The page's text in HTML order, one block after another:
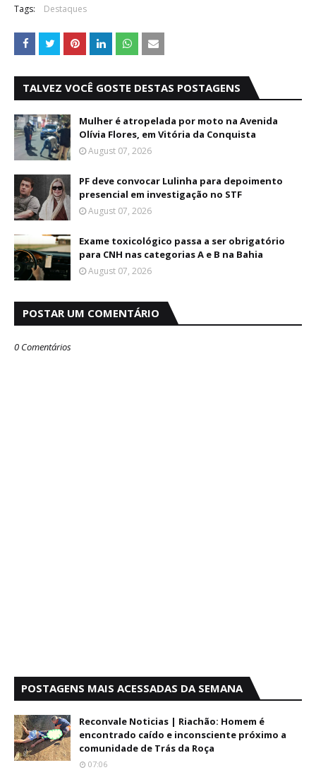
Tags: Destaques
TALVEZ VOCÊ GOSTE DESTAS POSTAGENS
Mulher é atropelada por moto na Avenida
Olívia Flores, em Vitória da Conquista
August 07, 2026
PF deve convocar Lulinha para depoimento
presencial em investigação no STF
August 07, 2026
Exame toxicológico passa a ser obrigatório
para CNH nas categorias A e B na Bahia
August 07, 2026
POSTAR UM COMENTÁRIO
0 Comentários
POSTAGENS MAIS ACESSADAS DA SEMANA
Reconvale Noticias | Riachão: Homem é
encontrado caído e inconsciente próximo a
comunidade de Trás da Roça
07:06